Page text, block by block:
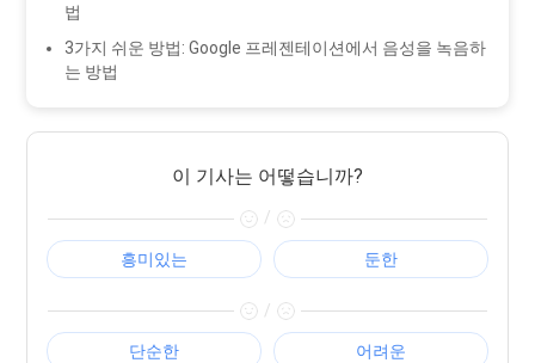
법
3가지 쉬운 방법: Google 프레젠테이션에서 음성을 녹음하
는 방법
이 기사는 어떻습니까?
/
흥미있는 둔한
/
단순한 어려운